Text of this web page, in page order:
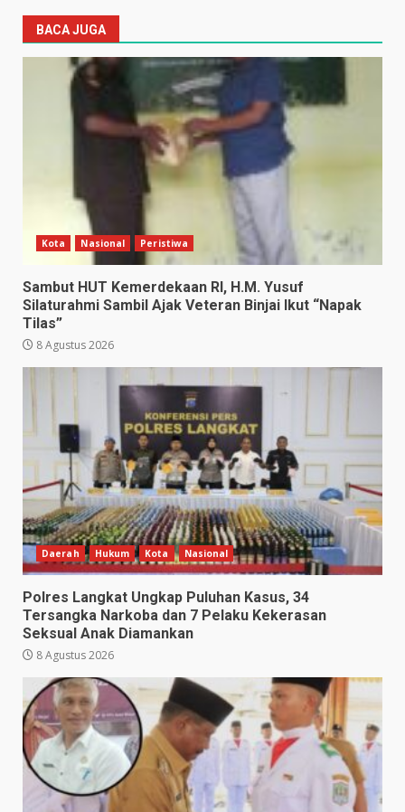
BACA JUGA
Kota Nasional Peristiwa
Sambut HUT Kemerdekaan RI, H.M. Yusuf
Silaturahmi Sambil Ajak Veteran Binjai Ikut “Napak
Tilas”
8 Agustus 2026
Daerah Hukum Kota Nasional
Polres Langkat Ungkap Puluhan Kasus, 34
Tersangka Narkoba dan 7 Pelaku Kekerasan
Seksual Anak Diamankan
8 Agustus 2026